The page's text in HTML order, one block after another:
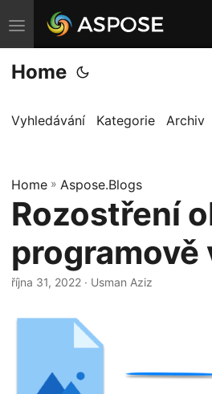
P
ř
e
n
t
n
a
v
i
a
Home
Vyhledávání Kategorie Archiv
Home » Aspose.Blogs
Rozostření
programově
října 31, 2022 · Usman Aziz